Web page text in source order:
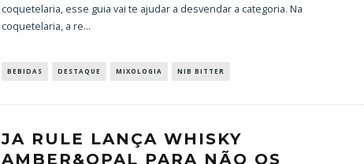
coquetelaria, esse guia vai te ajudar a desvendar a categoria. Na
coquetelaria, a re...
BEBIDAS DESTAQUE MIXOLOGIA NIB BITTER
JA RULE LANÇA WHISKY
AMBER&OPAL PARA NÃO OS